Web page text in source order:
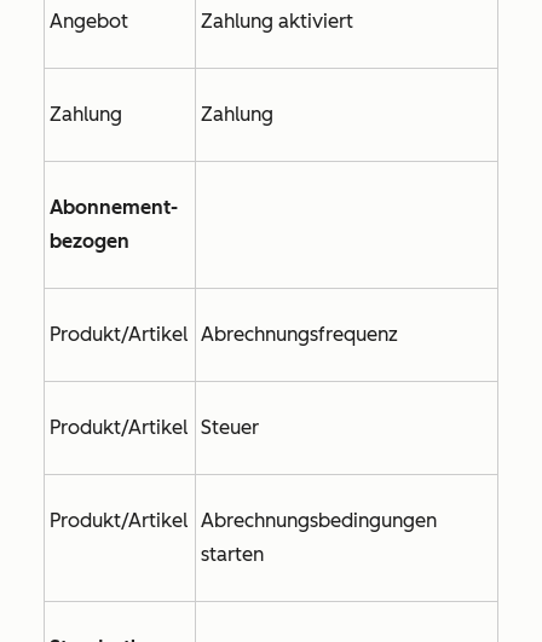
Angebot Zahlung aktiviert
Zahlung Zahlung
Abonnement-
bezogen
Produkt/Artikel Abrechnungsfrequenz
Produkt/Artikel Steuer
Produkt/Artikel Abrechnungsbedingungen
starten